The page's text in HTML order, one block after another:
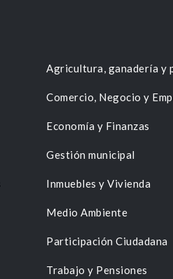
Agricultura, ganadería y
Comercio, Negocio y
Economía y Finanzas
Gestión municipal
Inmuebles y Vivienda
Medio Ambiente
Participación Ciudadana
Trabajo y Pensiones